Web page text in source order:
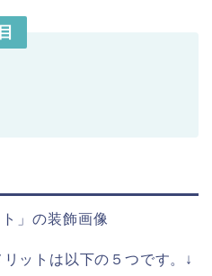
ットは以下の５つです。↓